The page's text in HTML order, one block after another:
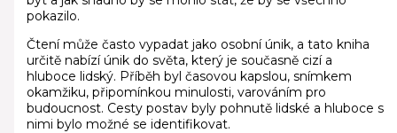
pokazilo.
Čtení může často vypadat jako osobní únik, a tato kniha
určitě nabízí únik do světa, který je současně cizí a
hluboce lidský. Příběh byl časovou kapslou, snímkem
okamžiku, připomínkou minulosti, varováním pro
budoucnost. Cesty postav byly pohnutě lidské a hluboce s
nimi bylo možné se identifikovat.